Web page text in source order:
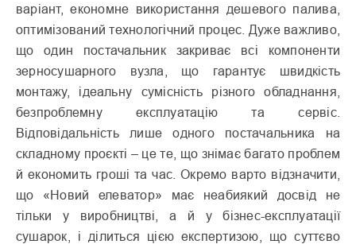
варіант, економне використання дешевого палива,
оптимізований технологічний процес. Дуже важливо,
що один постачальник закриває всі компоненти
зерносушарного вузла, що гарантує швидкість
монтажу, ідеальну сумісність різного обладнання,
безпроблемну експлуатацію та сервіс.
Відповідальність лише одного постачальника на
складному проєкті – це те, що знімає багато проблем
й економить гроші та час. Окремо варто відзначити,
що «Новий елеватор» має неабиякий досвід не
тільки у виробництві, а й у бізнес-експлуатації
сушарок, і ділиться цією експертизою, що суттєво